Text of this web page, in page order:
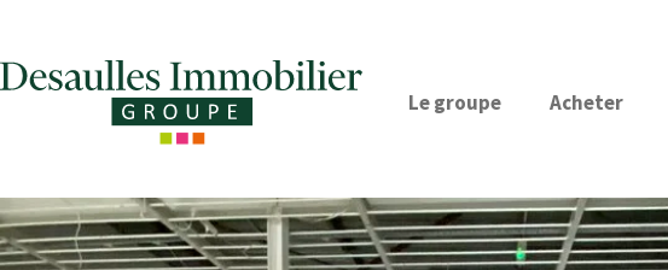
Le groupe Acheter